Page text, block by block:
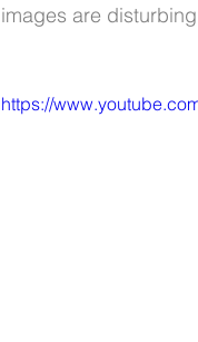
images are
https://